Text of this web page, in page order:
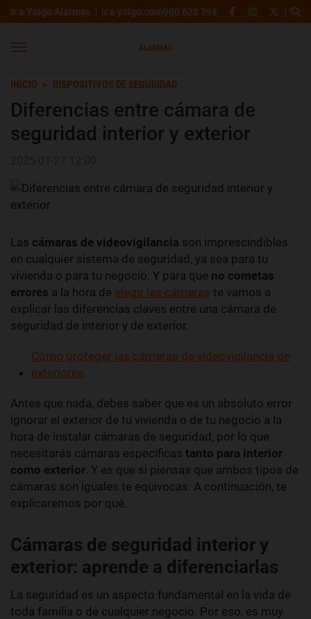
Ir a Yoigo Alarmas Ir a yoigo.com900 622 398
INICIO DISPOSITIVOS DE SEGURIDAD
Diferencias entre cámara de
seguridad interior y exterior
Las cámaras de videovigilancia son imprescindibles
en cualquier sistema de seguridad, ya sea para tu
vivienda o para tu negocio. Y para que no cometas
errores a la hora de elegir las cámaras te vamos a
explicar las diferencias claves entre una cámara de
seguridad de interior y de exterior.
Cómo proteger las cámaras de videovigilancia de
exteriores
Antes que nada, debes saber que es un absoluto error
ignorar el exterior de tu vivienda o de tu negocio a la
hora de instalar cámaras de seguridad, por lo que
necesitarás cámaras específicas tanto para interior
como exterior. Y es que si piensas que ambos tipos de
cámaras son iguales te equivocas. A continuación, te
explicaremos por qué.
Cámaras de seguridad interior y
exterior: aprende a diferenciarlas
La seguridad es un aspecto fundamental en la vida de
toda familia o de cualquier negocio. Por eso, es muy